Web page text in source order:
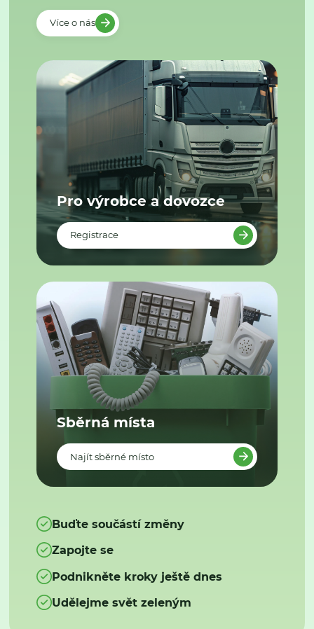
Více o nás
Pro výrobce a dovozce
Registrace
Sběrná místa
Najít sběrné místo
Buďte součástí změny
Zapojte se
Podnikněte kroky ještě dnes
Udělejme svět zeleným